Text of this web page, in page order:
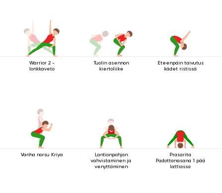
Warrior 2 -
lonkkaveto
Tuolin asennon
kiertoliike
Eteenpäin taivutus
kädet ristissä
Vanha norsu Kriya
Lantionpohjan
vahvistaminen ja
venyttäminen
Prasarita
Padottanasana 1 pää
lattiassa